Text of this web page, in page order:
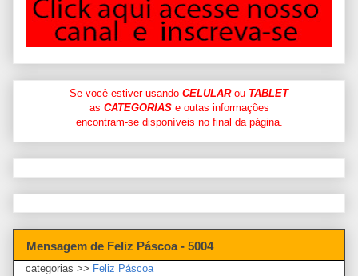
Se você estiver usando CELULARou TABLET
as CATEGORIASe outas informações
encontram-se disponíveis no final da página.
Mensagem de Feliz Páscoa - 5004
categorias >> Feliz Páscoa